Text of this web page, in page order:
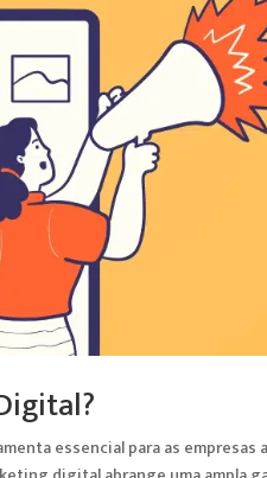
essencial para as empresas